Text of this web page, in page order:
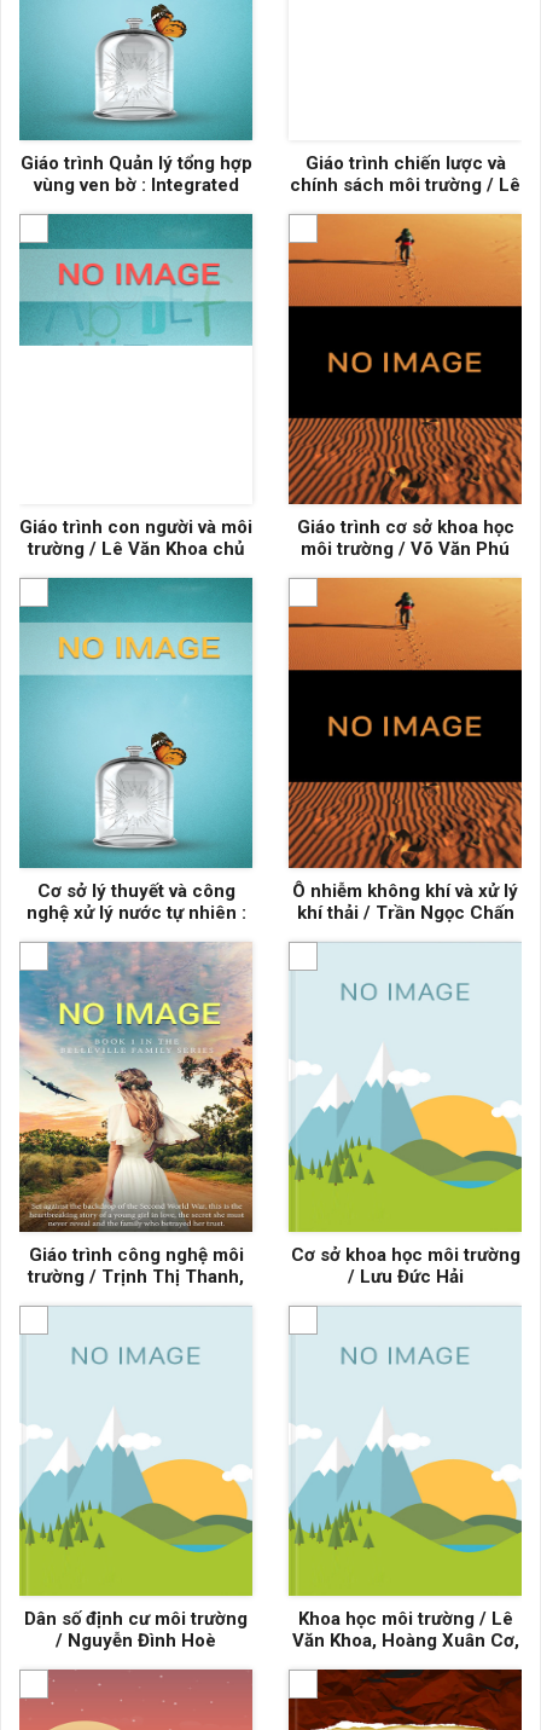
Giáo trình Quản lý tổng hợp
vùng ven bờ : Integrated
/ Đường Văn Hiếu, Lê Công
Tuấn (đồng chủ biên),
Nguyễn Mộng, Hoàng Công
Giáo trình chiến lược và
chính sách môi trường / Lê
Trần Anh Tuấn, Đường Văn
Hiếu, Hoàng Công Tín
Giáo trình con người và môi
trường / Lê Văn Khoa chủ
Nguyễn Quang Hùng, Lâm
Minh Triết
Giáo trình cơ sở khoa học
môi trường / Võ Văn Phú
Cơ sở lý thuyết và công
nghệ xử lý nước tự nhiên :
viên ngành hoá học, công
nghệ
Ô nhiễm không khí và xử lý
khí thải / Trần Ngọc Chấn
Giáo trình công nghệ môi
trường / Trịnh Thị Thanh,
Cơ sở khoa học môi trường
/ Lưu Đức Hải
Dân số định cư môi trường
/ Nguyễn Đình Hoè
Khoa học môi trường / Lê
Văn Khoa, Hoàng Xuân Cơ,